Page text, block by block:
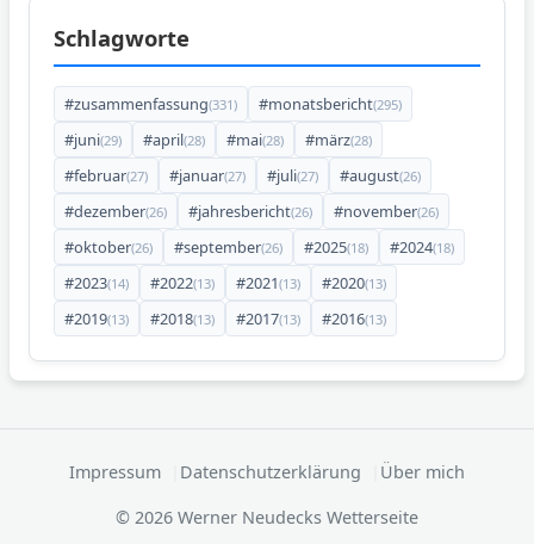
Schlagworte
#zusammenfassung(331) #monatsbericht(295)
#juni(29) #april(28) #mai(28) #märz(28)
#februar(27) #januar(27) #juli(27) #august(26)
#dezember(26) #jahresbericht(26) #november(26)
#oktober(26) #september(26) #2025(18) #2024(18)
#2023(14) #2022(13) #2021(13) #2020(13)
#2019(13) #2018(13) #2017(13) #2016(13)
Impressum Datenschutzerklärung
Über mich
© 2026 Werner Neudecks Wetterseite